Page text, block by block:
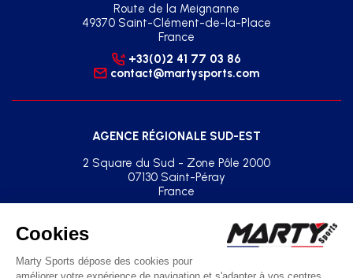
Route de la Meignanne
49370 Saint-Clément-de-la-Place
France
+33(0)2 41 77 03 86
contact@martysports.com
AGENCE RÉGIONALE SUD-EST
2 Square du Sud - Zone Pôle 2000
07130 Saint-Péray
France
agence.sud.est@martysports.com